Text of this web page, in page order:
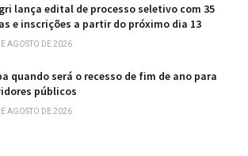
lança edital de processo seletivo com 35
e inscrições a partir do próximo dia 13
AGOSTO DE 2026
quando será o recesso de fim de ano para
públicos
AGOSTO DE 2026